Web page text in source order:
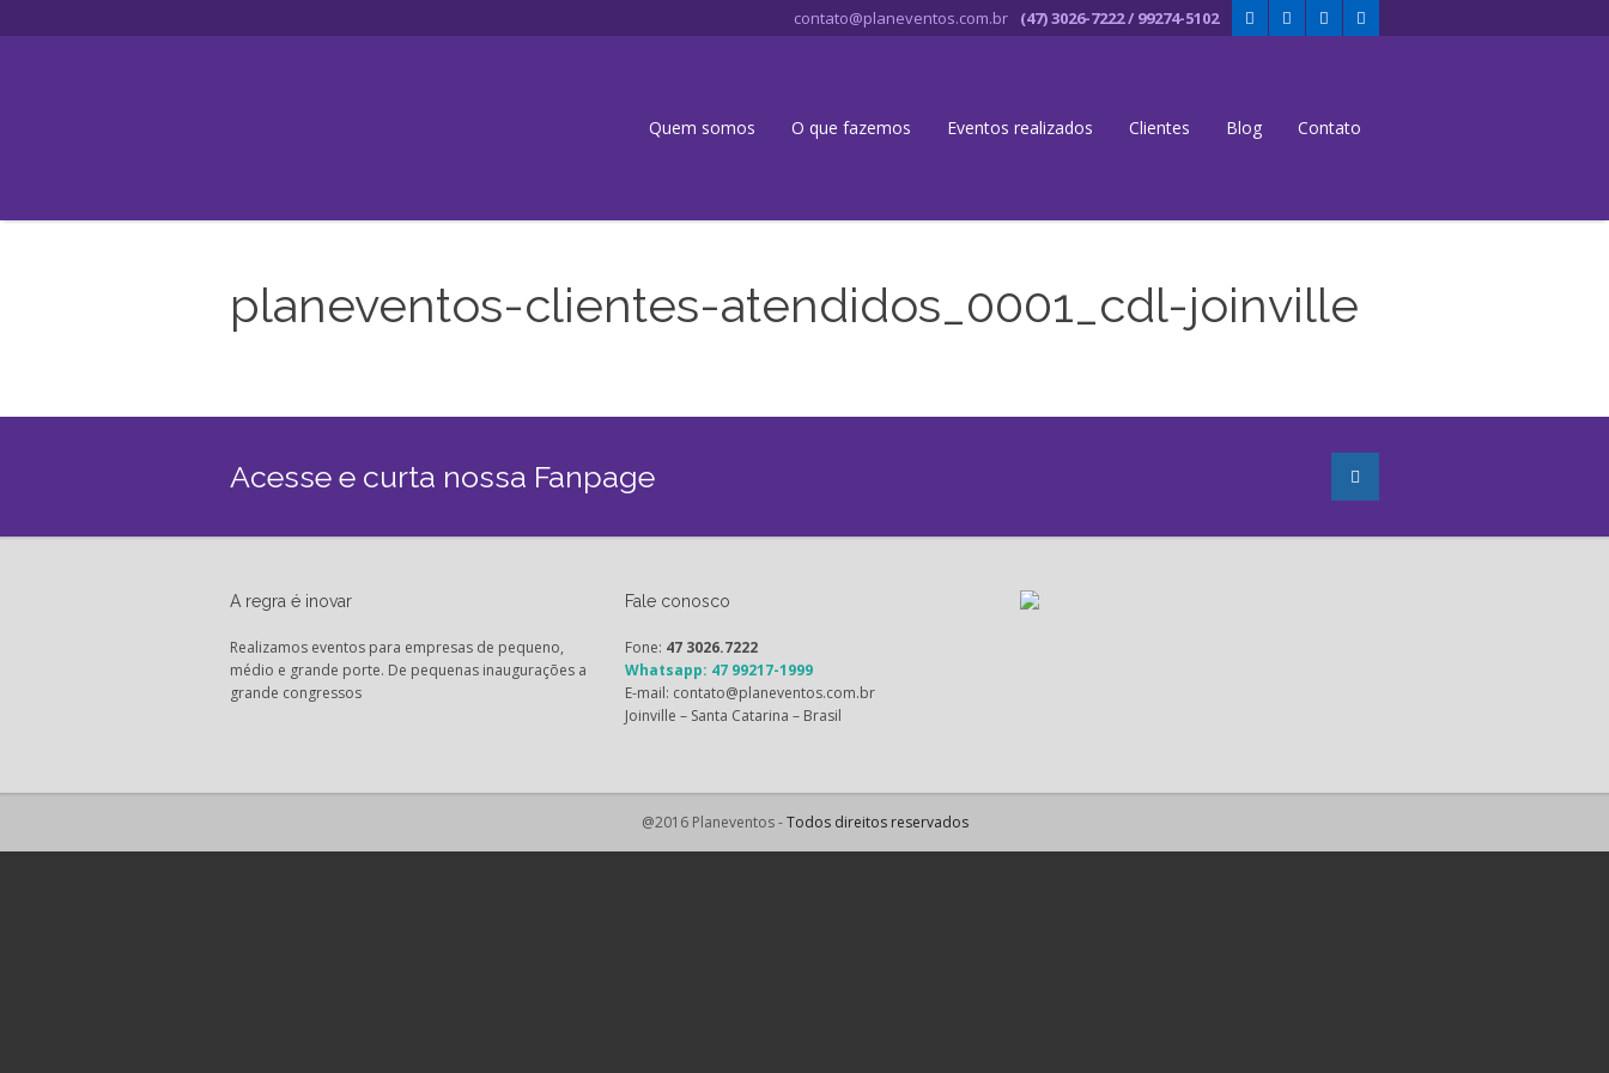
contato@planeventos.com.br (47) 3026-7222 / 99274-5102
Quem somos O que fazemos Eventos realizados Clientes Blog Contato
planeventos-clientes-atendidos_0001_cdl-joinville
Acesse e curta nossa Fanpage
A regra é inovar
Realizamos eventos para empresas de pequeno,
médio e grande porte. De pequenas inaugurações a
grande congressos
Fale conosco
Fone: 47 3026.7222
Whatsapp: 47 99217-1999
E-mail: contato@planeventos.com.br
Joinville – Santa Catarina – Brasil
@2016 Planeventos -Todos direitos reservados